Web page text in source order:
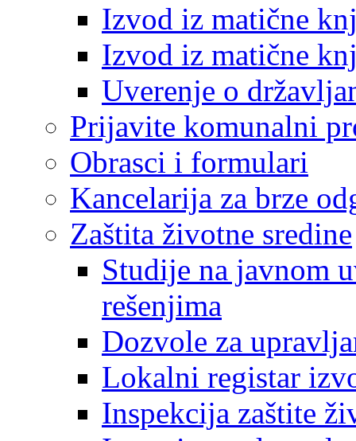
Izvod iz matične
Izvod iz matične
Uverenje o
Prijavite komunalni
Obrasci i formulari
Kancelarija za brze
Zaštita životne sredine
Studije na javnom
rešenjima
Dozvole za
Lokalni registar
Inspekcija zaštite